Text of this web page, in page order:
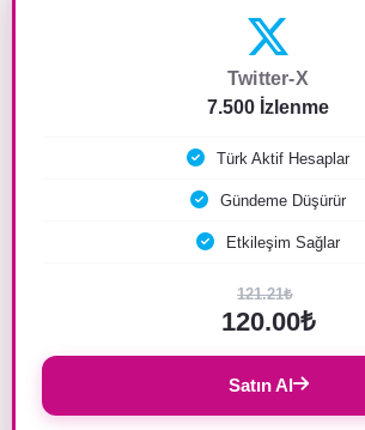
Twitter-X
7.500 İzlenme
Türk Aktif Hesaplar
Gündeme Düşürür
Etkileşim Sağlar
121.21₺
120.00₺
Satın Al